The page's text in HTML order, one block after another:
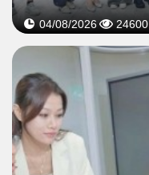
04/08/2026 24600